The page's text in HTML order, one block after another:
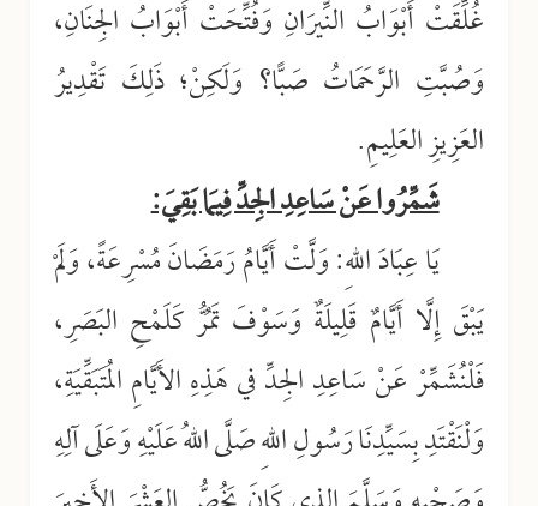
غُلِّقَتْ أَبْوَابُ النِّيرَانِ وَفُتِّحَتْ أَبْوَابُ الجِنَانِ،
وَصُبَّتِ الرَّحَمَاتُ صَبًّا؟ وَلَكِنْ؛ ذَلِكَ تَقْدِيرُ
العَزِيزِ العَلِيمِ.
شَمِّرُوا عَنْ سَاعِدِ الجِدِّ فِيمَا بَقِيَ:
يَا عِبَادَ اللهِ: وَلَّتْ أَيَّامُ رَمَضَانَ مُسْرِعَةً، وَلَمْ
يَبْقَ إِلَّا أَيَّامٌ قَلِيلَةٌ وَسَوْفَ تَمُرُّ كَلَمْحِ البَصَرِ،
فَلْنُشَمِّرْ عَنْ سَاعِدِ الجِدِّ في هَذِهِ الأَيَّامِ المُتَبَقِّيَةِ،
وَلْنَقْتَدِ بِسَيِّدِنَا رَسُولِ اللهِ صَلَّى اللهُ عَلَيْهِ وَعَلَى آلِهِ